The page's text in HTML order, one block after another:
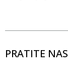
PRATITE NAS